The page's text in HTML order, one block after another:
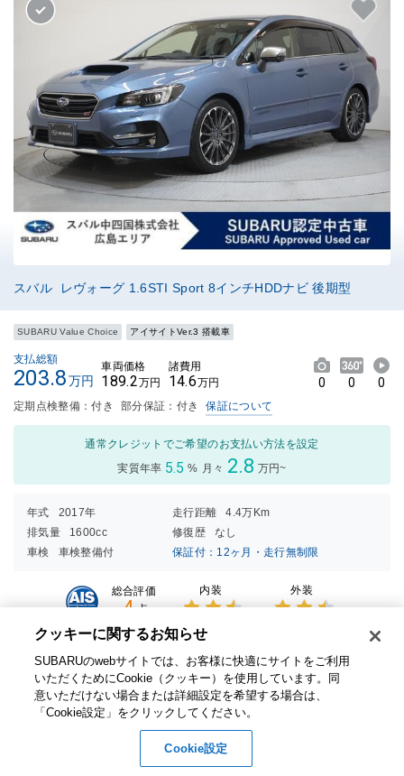
スバル レヴォーグ 1.6STI Sport 8インチHDDナビ 後期型
SUBARU Value Choice アイサイトVer.3 搭載車
支払総額
203.8万円
車両価格
189.2万円
諸費用
14.6万円 0 0 0
定期点検整備：付き 部分保証：付き 保証について
通常クレジットでご希望のお支払い方法を設定
実質年率 5.5 % 月々 2.8 万円~
年式 2017年 走行距離
4.4万Km
排気量
1600cc 修復歴
なし
車検
車検整備付 保証付：12ヶ月・走行無制限
総合評価
4 点
内装
3点中
2.5点
の評価
外装
の評価
人気の後期モデル！カロッツェリア製８インチサイバーナビ装着♪
在庫店舗 スバル中四国株式会社（広島） カースポット東広島
お問い合わせ番号 1000291980
クッキーに関するお知らせ​
SUBARUのwebサイトでは、お客様に快適にサイトをご利用
いただくためにCookie（クッキー）を使用しています。​ 同
意いただけない場合または詳細設定を希望する場合は、
「Cookie設定」をクリックしてください。​
Cookie設定